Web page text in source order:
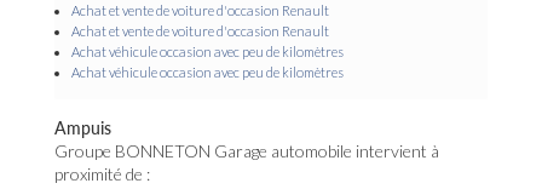
Achat et vente de voiture d'occasion Renault
Achat et vente de voiture d'occasion Renault
Achat véhicule occasion avec peu de kilomètres
Achat véhicule occasion avec peu de kilomètres
Ampuis
Groupe BONNETON Garage automobile intervient à
proximité de :